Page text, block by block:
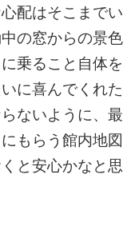
配はそこまでい
の窓からの景色
乗ること自体を
に喜んでくれた
ないように、最
もらう館内地図
と安心かなと思